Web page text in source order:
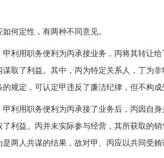
何定性，有两种不同意见。
甲利用职务便利为丙承接业务，丙将其转让
取了利益。其中，丙为特定关系人，丁为
规定，可认定甲违反了廉洁纪律，但不构成
甲利用职务便利为丙承接了业务后，丙因自
了利益。丙并未实际参与经营，其所获取的
两人共谋的结果，故对甲、丙应以共同受贿